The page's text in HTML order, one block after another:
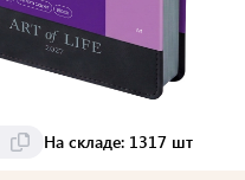
На складе: 1317 шт